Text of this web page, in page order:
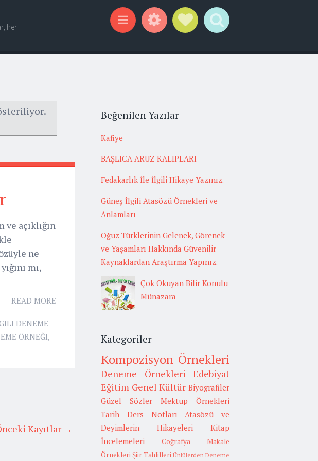
her
açıklığın
ne
mı,
READ MORE
DENEME
ÖRNEĞI,
Kayıtlar →
Beğenilen Yazılar
Kafiye
BAŞLICA ARUZ KALIPLARI
Fedakarlık İle İlgili Hikaye Yazınız.
Güneş İlgili Atasözü Örnekleri ve
Anlamları
Oğuz Türklerinin Gelenek, Görenek
ve Yaşamları Hakkında Güvenilir
Kaynaklardan Araştırma Yapınız.
Çok Okuyan Bilir Konulu
Münazara
Kategoriler
Kompozisyon Örnekleri
Deneme Örnekleri
Edebiyat
Eğitim Genel Kültür Biyografiler
Güzel Sözler
Mektup Örnekleri
Tarih
Ders Notları
Atasözü ve
Deyimlerin Hikayeleri
Kitap
İncelemeleri
Coğrafya
Makale
Örnekleri Şiir Tahlilleri Ünlülerden Deneme